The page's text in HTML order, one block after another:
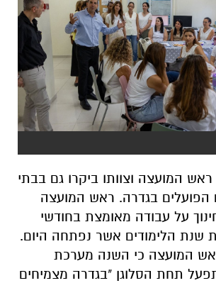
המועצה וצוותו ביקרו גם בבתי
הפועלים בגדרה. ראש המועצה
על עבודה מאומצת בחודשי
שנת הלימודים אשר נפתחה היום.
המועצה כי השנה מערכת
תחת הסלוגן "בגדרה מצמיחים